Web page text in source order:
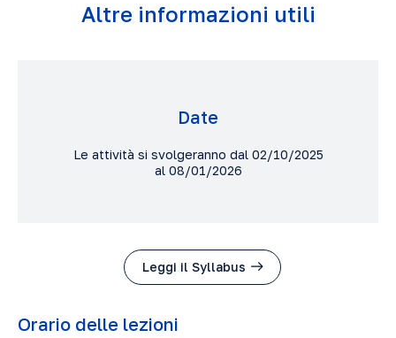
Altre informazioni utili
Date
Le attività si svolgeranno dal 02/10/2025
al 08/01/2026
Leggi il Syllabus
Orario delle lezioni